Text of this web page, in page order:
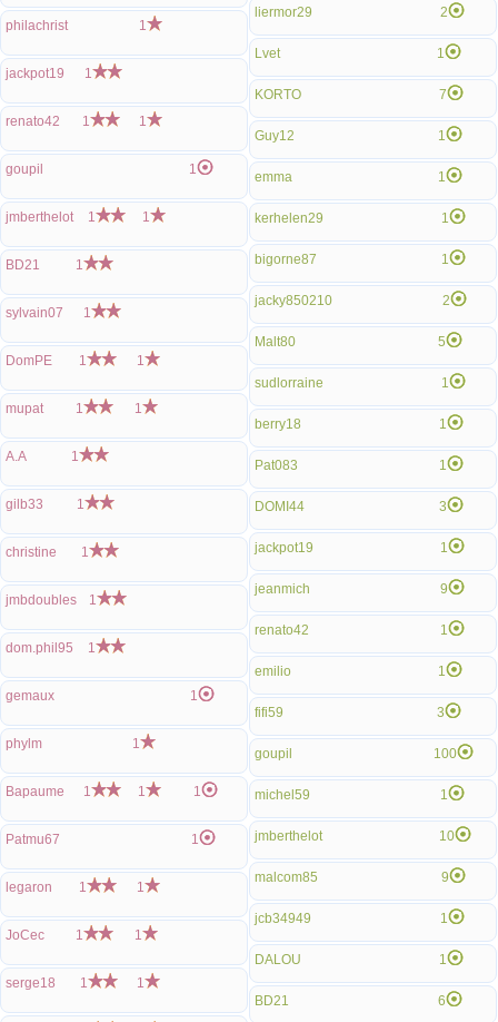
philachrist 1
jackpot19 1
renato42 1 1
goupil 1
jmberthelot 1 1
BD21 1
sylvain07 1
DomPE 1 1
mupat 1 1
A.A 1
gilb33 1
christine 1
jmbdoubles 1
dom.phil95 1
gemaux 1
phylm 1
Bapaume 1 1 1
Patmu67 1
legaron 1 1
JoCec 1 1
serge18 1 1
liermor29 2
Lvet 1
KORTO 7
Guy12 1
emma 1
kerhelen29 1
bigorne87 1
jacky850210 2
Malt80 5
sudlorraine 1
berry18 1
Pat083 1
DOMI44 3
jackpot19 1
jeanmich 9
renato42 1
emilio 1
fifi59 3
goupil 100
michel59 1
jmberthelot 10
malcom85 9
jcb34949 1
DALOU 1
BD21 6